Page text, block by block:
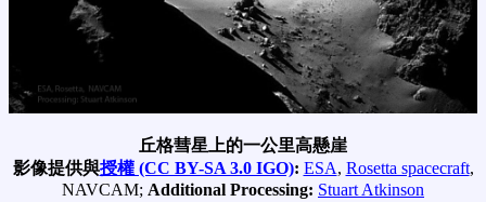
丘格彗星上的一公里高懸崖
影像提供與授權 (CC BY-SA 3.0 IGO): ESA, Rosetta spacecraft,
NAVCAM; Additional Processing: Stuart Atkinson